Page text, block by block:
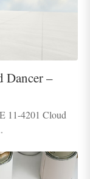
Dancer –
11-4201 Cloud